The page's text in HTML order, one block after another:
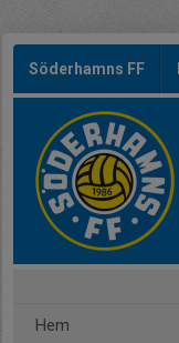
Söderhamns FF
Hem